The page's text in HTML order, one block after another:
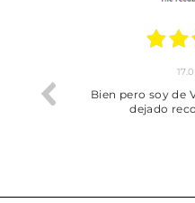
trobat
Bien pero soy de
dejado